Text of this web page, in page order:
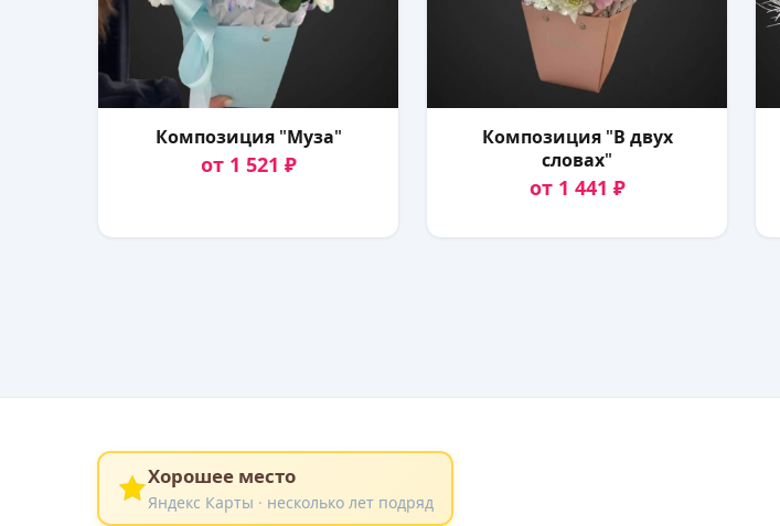
Композиция "Муза"
от 1 521 ₽
Композиция "В двух
словах"
от 1 441 ₽
Хорошее место
Яндекс Карты · несколько лет подряд